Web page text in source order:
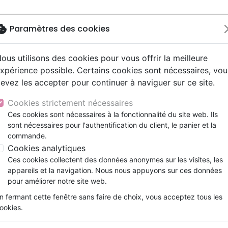
NouveautésBibles
Testaments
Etude biblique
Segond 21
Segond
NEG
Livres
Bandes dessinées
Famille, couple
Souffrance, Relation d'aide
Santé
eBooks
Couple
Découverte de la foi
Méditations
Souffrance, Relation d'aide
Psychologie
Jeunesse
ans
Adolescents, jeunes
Bibles jeunesse
Latino, Folk
Soul
Rap, Hip-hop
Instrumental
Louange, Adoration
Hardrock, Métal
animés
conférences
Films, fiction
Documentaires, reportages
Jeux
Accessoires de Bible
Papeterie
Transformer le mal en bien
Transformer le mal en bien
Référence
Description Détails du produit
Les blessures de l’enfance laissent
comportement de l’adulte. Tendance
dépression, réplique violente… Les
l’autre. Hélas, ces réactions affectent à
Paramètres des cookies
utilisons des cookies pour vous offrir la meilleure
possible. Certains cookies sont nécessaires,
les accepter pour continuer à naviguer sur ce site.
Cookies strictement nécessaires
Ces cookies sont nécessaires à la fonctionnalité du site web. Ils
sont nécessaires pour l'authentification du client, le panier et la
commande.
Cookies analytiques
Ces cookies collectent des données anonymes sur les visites, les
appareils et la navigation. Nous nous appuyons sur ces données
pour améliorer notre site web.
fermant cette fenêtre sans faire de choix, vous acceptez tous les